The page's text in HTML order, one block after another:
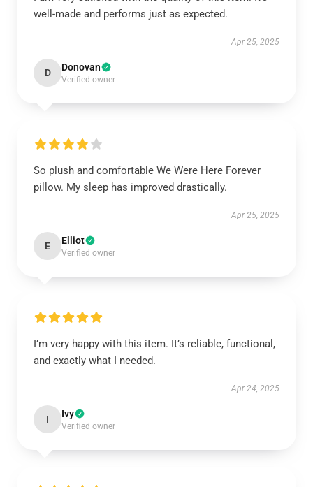
well-made and performs just as expected.
Apr 25, 2025
D Donovan
Verified owner
So plush and comfortable We Were Here Forever
pillow. My sleep has improved drastically.
Apr 25, 2025
E Elliot
Verified owner
I’m very happy with this item. It’s reliable, functional,
and exactly what I needed.
Apr 24, 2025
I Ivy
Verified owner